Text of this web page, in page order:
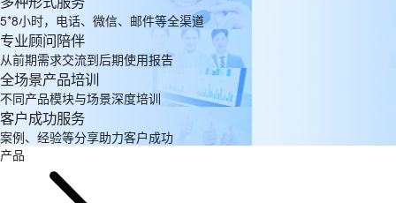
5*8小时，电话、微信、邮件等全渠道
专业顾问陪伴
从前期需求交流到后期使用报告
全场景产品培训
不同产品模块与场景深度培训
客户成功服务
案例、经验等分享助力客户成功
产品